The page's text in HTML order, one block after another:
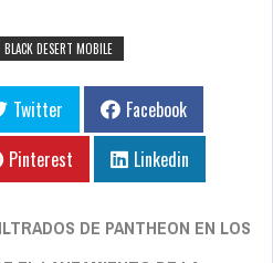
BLACK DESERT MOBILE
Twitter
Facebook
Pinterest Linkedin
DE PANTHEON EN LOS